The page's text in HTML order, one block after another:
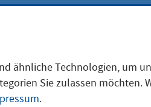
ähnliche Technologien, um
Sie zulassen möchten.
.